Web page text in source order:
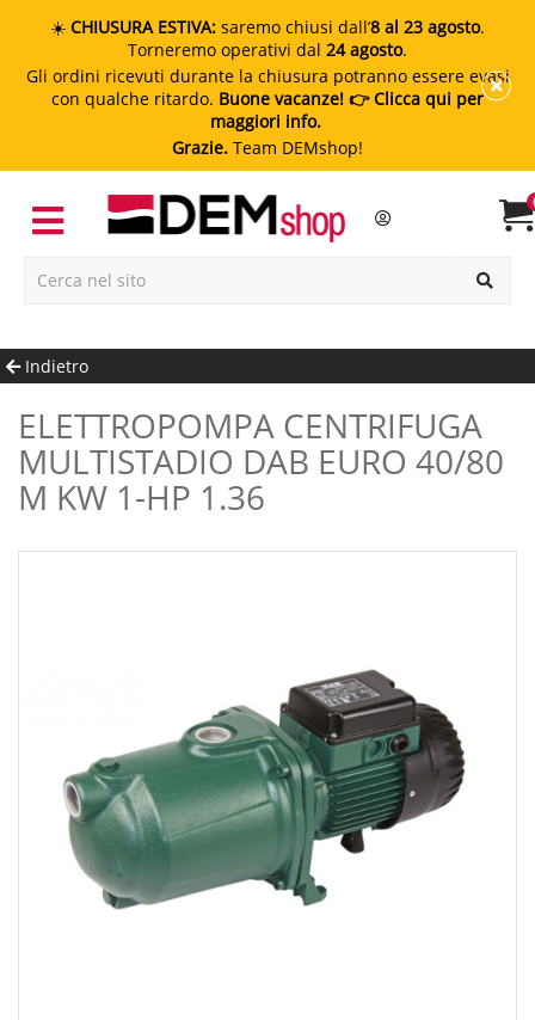
☀️ CHIUSURA ESTIVA: saremo chiusi dall’8 al 23 agosto.
Torneremo operativi dal 24 agosto.
Gli ordini ricevuti durante la chiusura potranno essere evasi
con qualche ritardo. Buone vacanze! 👉 Clicca qui per
maggiori info.
Grazie. Team DEMshop!
Indietro
ELETTROPOMPA CENTRIFUGA
MULTISTADIO DAB EURO 40/80
M KW 1-HP 1.36